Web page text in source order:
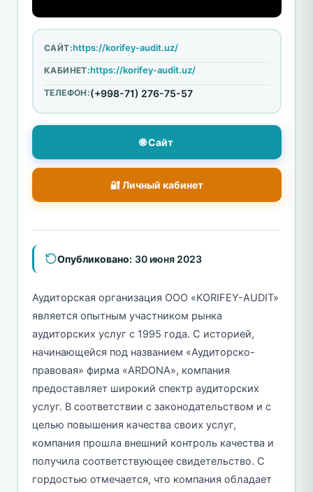
САЙТ:https://korifey-audit.uz/
КАБИНЕТ:https://korifey-audit.uz/
ТЕЛЕФОН:(+998-71) 276-75-57
🌐 Сайт
🔐 Личный кабинет
Опубликовано: 30 июня 2023
Аудиторская организация ООО «KORIFEY-AUDIT»
является опытным участником рынка
аудиторских услуг с 1995 года. С историей,
начинающейся под названием «Аудиторско-
правовая» фирма «ARDONA», компания
предоставляет широкий спектр аудиторских
услуг. В соответствии с законодательством и с
целью повышения качества своих услуг,
компания прошла внешний контроль качества и
получила соответствующее свидетельство. С
гордостью отмечается, что компания обладает